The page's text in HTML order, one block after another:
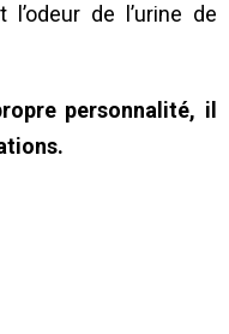
de l’urine de
personnalité, il